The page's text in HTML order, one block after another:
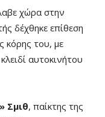
χώρα στην
δέχθηκε επίθεση
κόρης του, με
αυτοκινήτου
Σμιθ, παίκτης της